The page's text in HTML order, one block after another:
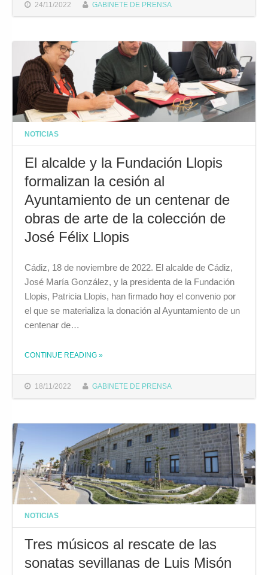
24/11/2022 GABINETE DE PRENSA
NOTICIAS
El alcalde y la Fundación Llopis
formalizan la cesión al
Ayuntamiento de un centenar de
obras de arte de la colección de
José Félix Llopis
18/11/2022 GABINETE DE PRENSA
Cádiz, 18 de noviembre de 2022. El alcalde de Cádiz,
José María González, y la presidenta de la Fundación
Llopis, Patricia Llopis, han firmado hoy el convenio por
el que se materializa la donación al Ayuntamiento de un
centenar de…
CONTINUE READING »
NOTICIAS
Tres músicos al rescate de las
sonatas sevillanas de Luis Misón